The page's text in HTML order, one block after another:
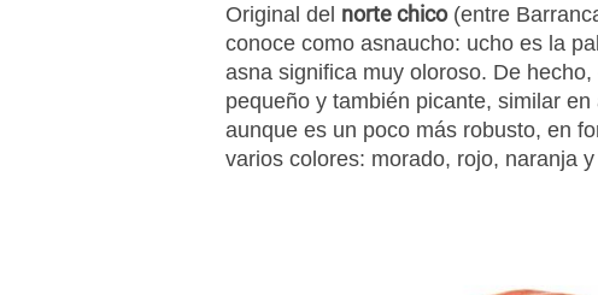
Original del norte chico(entre
conoce como asnaucho: ucho es la
asna significa muy oloroso. De hecho,
pequeño y también picante, similar
aunque es un poco más robusto, en
varios colores: morado, rojo, naranja